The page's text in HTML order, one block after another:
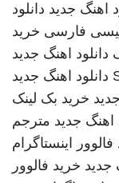
اهنگ جدید دانلود
فارسی خرید
دانلود اهنگ جدید
دانلود اهنگ جدید
خرید بک لینک
اهنگ جدید مترجم
اینستاگرام
جدید خرید فالوور